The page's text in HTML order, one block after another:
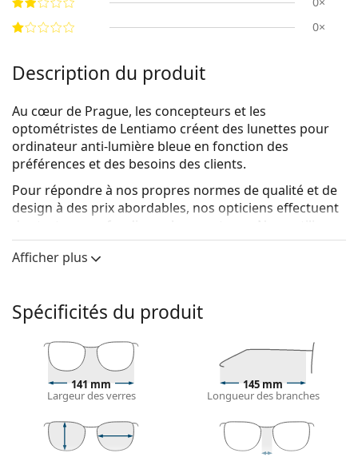
0×
Description du produit
Au cœur de Prague, les concepteurs et les
optométristes de Lentiamo créent des lunettes pour
ordinateur anti-lumière bleue en fonction des
préférences et des besoins des clients.
Pour répondre à nos propres normes de qualité et de
design à des prix abordables, nos opticiens effectuent
des tests approfondis sur les montures. Nous utilisons
des matériauxultra-légersqui permettent à nos
montures de s'adapter confortablement à votre
en bloquant la lumière bleue jusqu'à 420 nm, avec une
résistants à l'eau, à la poussière et aux taches.
Le résultat est une collection unique de lunettes
fabriquées avec amour et expertise, offrant un
extraordinaire et une durabilité à long terme.
Lentiamo Tomas Havana Brown
sont des lunettes
Afficher plus
Spécificités du produit
141 mm
Largeur des verres
145 mm
Longueur des branches